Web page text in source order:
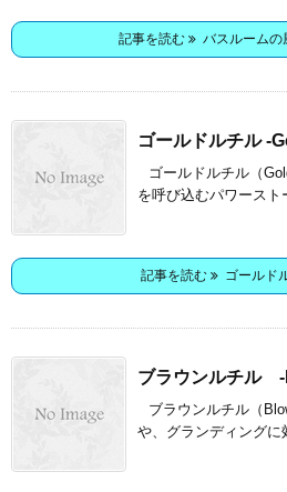
記事を読む バスルームの
ゴールドルチル -
ゴールドルチル（
を呼び込むパワースト
記事を読む ゴールド
ブラウンルチル
ブラウンルチル（
や、グランディングに